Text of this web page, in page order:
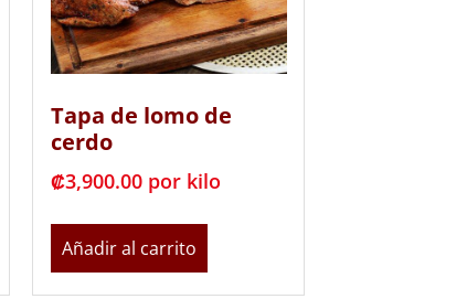
Tapa de lomo de
cerdo
₡3,900.00 por kilo
Añadir al carrito